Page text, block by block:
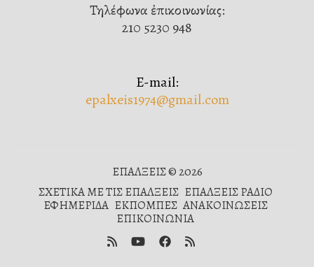
Τηλέφωνα ἐπικοινωνίας:
210 5230 948
E-mail:
epalxeis1974@gmail.com
ΕΠΑΛΞΕΙΣ © 2026
ΣΧΕΤΙΚΑ ΜΕ ΤΙΣ ΕΠΑΛΞΕΙΣ ΕΠΑΛΞΕΙΣ ΡΑΔΙΟ
ΕΦΗΜΕΡΙΔΑ ΕΚΠΟΜΠΕΣ ΑΝΑΚΟΙΝΩΣΕΙΣ
ΕΠΙΚΟΙΝΩΝΙΑ